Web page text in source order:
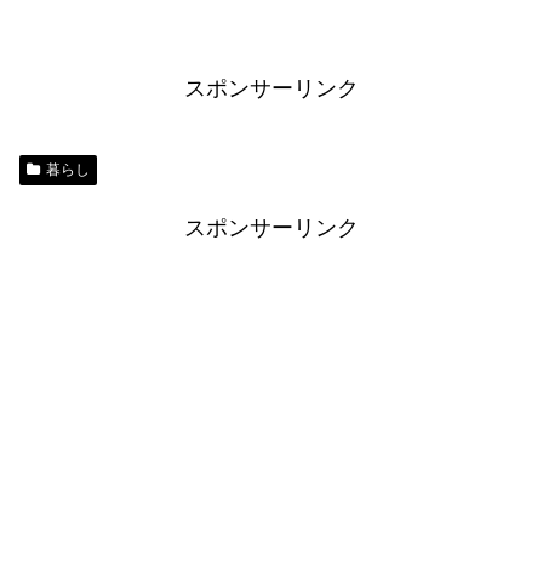
スポンサーリンク
暮らし
スポンサーリンク